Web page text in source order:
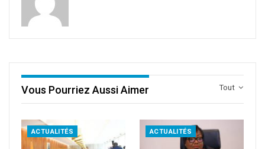
Tout
Vous Pourriez Aussi Aimer
ACTUALITÉS ACTUALITÉS